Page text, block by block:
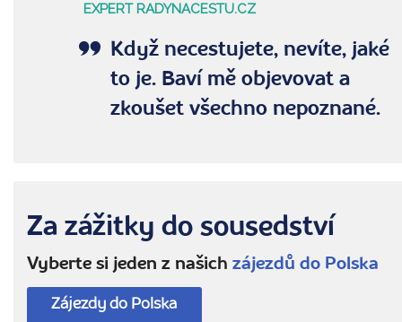
EXPERT RADYNACESTU.CZ
Když necestujete, nevíte, jaké
to je. Baví mě objevovat a
zkoušet všechno nepoznané.
Za zážitky do sousedství
Vyberte si jeden z našich zájezdů do Polska
Zájezdy do Polska